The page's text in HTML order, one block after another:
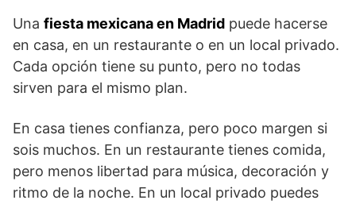
Una fiesta mexicana en Madrid puede hacerse
en casa, en un restaurante o en un local privado.
Cada opción tiene su punto, pero no todas
sirven para el mismo plan.
En casa tienes confianza, pero poco margen si
sois muchos. En un restaurante tienes comida,
pero menos libertad para música, decoración y
ritmo de la noche. En un local privado puedes